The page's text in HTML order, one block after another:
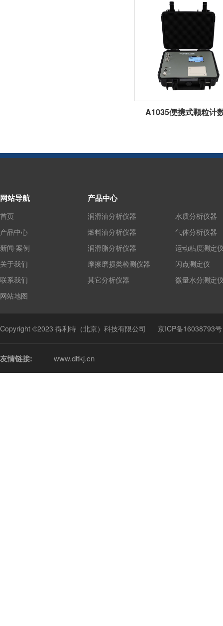
A1035便携式颗粒计
网站导航
首页
产品中心
新闻·案例
关于我们
联系我们
网站地图
产品中心
润滑油分析仪器
燃料油分析仪器
润滑脂分析仪器
摩擦磨损类检测仪器
其它分析仪器
水质分析仪器
气体分析仪器
运动粘度测定
闪点测定仪
微量水分测定
Copyright ©2023 得利特（北京）科技有限公司 京ICP备16038793号
友情链接: www.dltkj.cn